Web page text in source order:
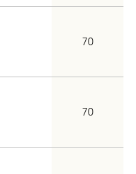
70
70